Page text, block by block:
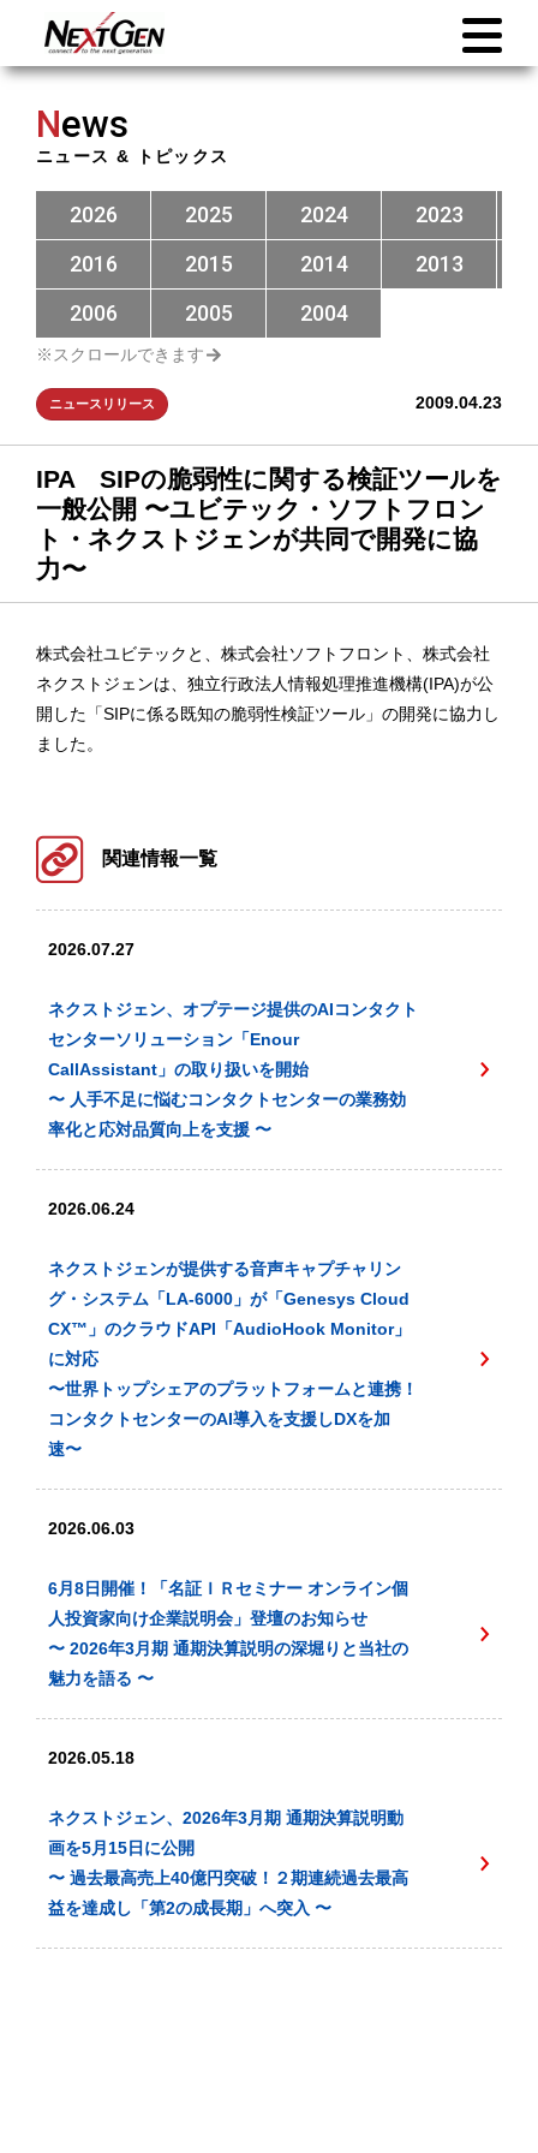
News
ニュース & トピックス
2026 2025 2024 2023
2016
2015 2014 2013
2006
2005 2004
ニュースリリース 2009.04.23
IPA SIPの脆弱性に関する検証ツールを
一般公開 〜ユビテック・ソフトフロン
ト・ネクストジェンが共同で開発に協
力〜
株式会社ユビテックと、株式会社ソフトフロント、株式会社
ネクストジェンは、独立行政法人情報処理推進機構(IPA)が公
開した「SIPに係る既知の脆弱性検証ツール」の開発に協力し
ました。
関連情報一覧
2026.07.27
ネクストジェン、オプテージ提供のAIコンタクト
センターソリューション「Enour
CallAssistant」の取り扱いを開始
〜 人手不足に悩むコンタクトセンターの業務効
率化と応対品質向上を支援 〜
2026.06.24
ネクストジェンが提供する音声キャプチャリン
グ・システム「LA-6000」が「Genesys Cloud
CX™️」のクラウドAPI「AudioHook Monitor」
に対応
〜世界トップシェアのプラットフォームと連携！
コンタクトセンターのAI導入を支援しDXを加
速〜
2026.06.03
6月8日開催！「名証ＩＲセミナー オンライン個
人投資家向け企業説明会」登壇のお知らせ
〜 2026年3月期 通期決算説明の深堀りと当社の
魅力を語る 〜
2026.05.18
ネクストジェン、2026年3月期 通期決算説明動
画を5月15日に公開
〜 過去最高売上40億円突破！２期連続過去最高
益を達成し「第2の成長期」へ突入 〜